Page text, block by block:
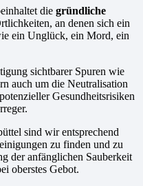
die gründliche
an denen sich ein
ein Unglück, ein Mord, ein
sichtbarer Spuren wie
auch um die Neutralisation
Gesundheitsrisiken
sind wir entsprechend
zu finden und zu
der anfänglichen Sauberkeit
oberstes Gebot.